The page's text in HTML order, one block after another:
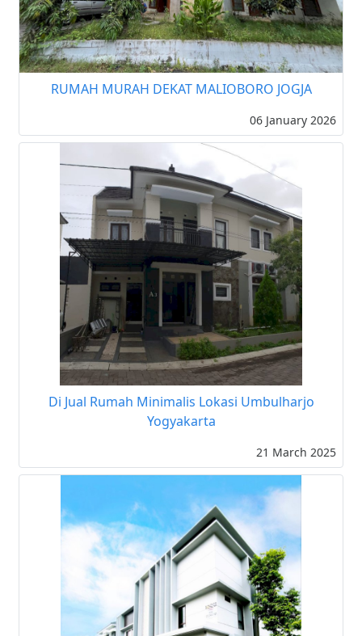
RUMAH MURAH DEKAT MALIOBORO JOGJA
06 January 2026
Di Jual Rumah Minimalis Lokasi Umbulharjo
Yogyakarta
21 March 2025